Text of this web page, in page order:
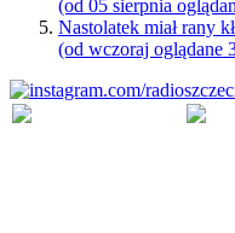
(od 05 sierpnia
Nastolatek miał rany
(od wczoraj oglądane